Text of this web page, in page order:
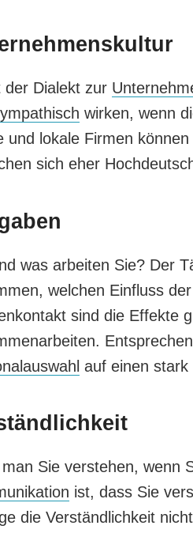
der Dialekt zur
wirken, wenn
und lokale Firmen
sich eher
was arbeiten Sie? Der
welchen Einfluss
sind die Effekte
auf einen
Sie verstehen, wenn
ist, dass Sie
die Verständlichkeit